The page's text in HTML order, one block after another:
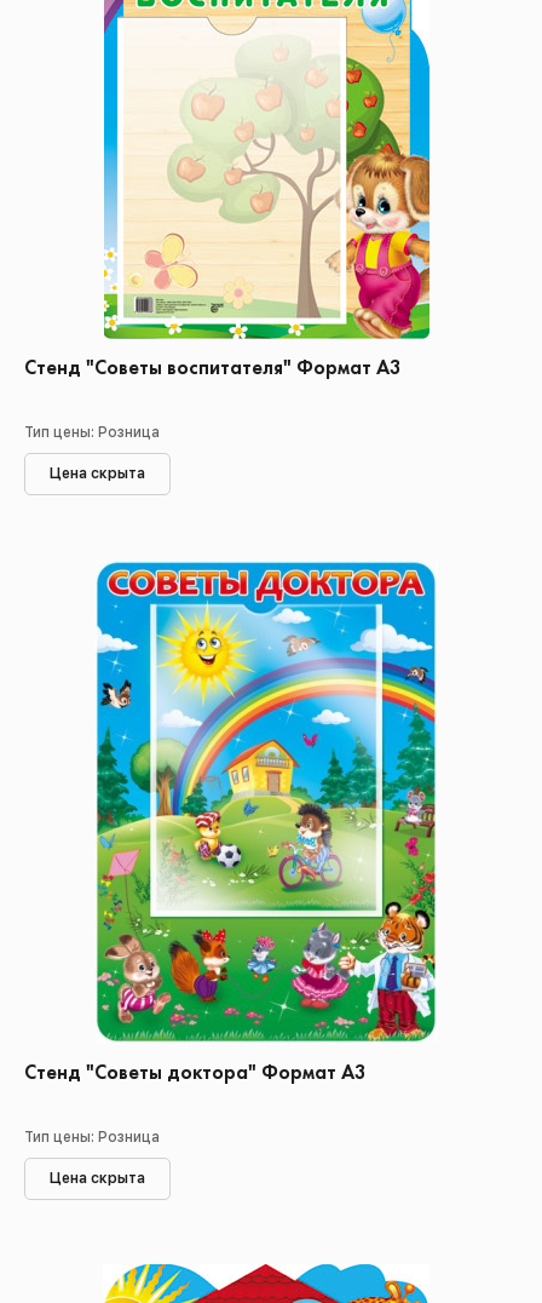
Стенд "Советы воспитателя" Формат А3
Тип цены: Розница
Цена скрыта
Стенд "Советы доктора" Формат А3
Тип цены: Розница
Цена скрыта